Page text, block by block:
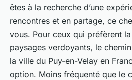
êtes à la recherche d’une
rencontres et en partage, ce
vous. Pour ceux qui préfèrent
paysages verdoyants, le
la ville du Puy-en-Velay en
option. Moins fréquenté que le